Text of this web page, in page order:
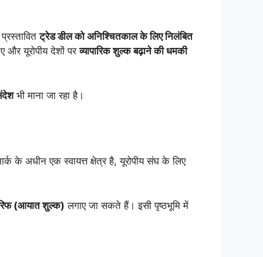
ट्रेड डील को अनिश्चितकाल के लिए निलंबित
और यूरोपीय देशों परव्यापारिक शुल्क बढ़ाने की धमकी
भी माना जा रहा है।
के अधीन एक स्वायत्त क्षेत्र है, यूरोपीय संघ के लिए
(आयात शुल्क) लगाए जा सकते हैं। इसी पृष्ठभूमि में